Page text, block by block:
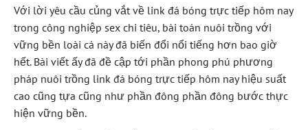
Với lời yêu cầu củng vắt về link đá bóng trực tiếp hôm nay
trong công nghiệp sex chi tiêu, bài toán nuôi trồng với
vững bền loài cá này đã biến đổi nổi tiếng hơn bao giờ
hết. Bài viết ấy đã đề cập tới phần phong phú phương
pháp nuôi trồng link đá bóng trực tiếp hôm nay hiệu suất
cao cũng tựa cũng như phần đông phần đông bước thực
hiện vững bền.